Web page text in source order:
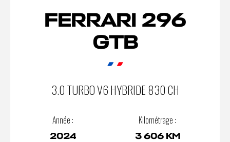
FERRARI 296
GTB
3.0 TURBO V6 HYBRIDE 830 CH
Année :
2024
Kilométrage :
3 606 KM